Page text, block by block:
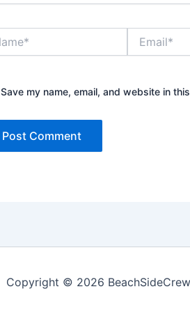
Save my name, email, and website in
Copyright © 2026